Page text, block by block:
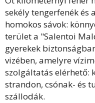
sekély tengerfenék és
homokos sávok:
terület a "Salentoi
gyerekek
vizében, amelyre
szolgáltatás elérhető:
strandon, csónak- és
szállodák.